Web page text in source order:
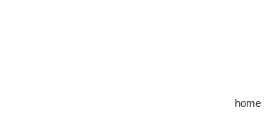
home